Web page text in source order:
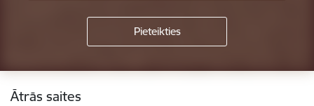
Kājene
Ātrās saites